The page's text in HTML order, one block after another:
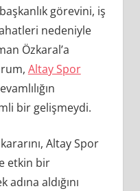
görevini, iş
nedeniyle
Özkaral’a
Altay Spor
bir gelişmeydi.
Altay Spor
etkin bir
aldığını